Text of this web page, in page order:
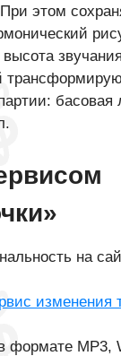
этом
басовая
на
изменения
формате MP3,